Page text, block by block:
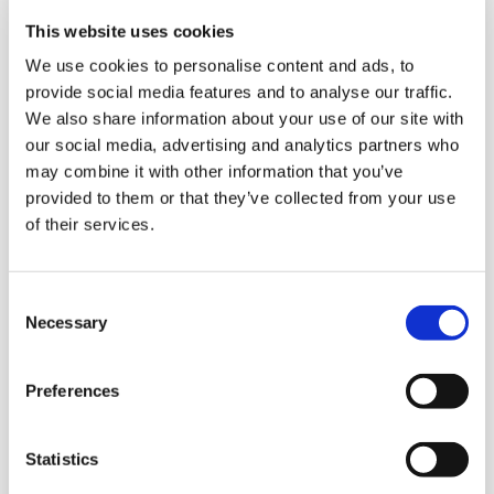
This website uses cookies
We use cookies to personalise content and ads, to
provide social media features and to analyse our traffic.
We also share information about your use of our site with
our social media, advertising and analytics partners who
may combine it with other information that you’ve
provided to them or that they’ve collected from your use
of their services.
Necessary
Preferences
Statistics
a tre fattori principali: l’accelerazione
dell’intelligenza artificiale, la
frammentazione geopolitica e l’aumento
delle frodi informatiche. Sempre più
organizzazioni stanno valutando la
sicurezza degli strumenti basati su AI, un
aspetto che coinvolge direttamente anche
l’ambito industriale.
Nel corso della giornata sono stati inoltre
digitali sviluppati da Siemens per
dei processi produttivi e nel
monitoraggio, analisi dei dati e notifiche che